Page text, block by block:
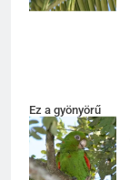
Ez a gyönyörű
zöld papagáj fán
pihen, élénk
színei vonzzák a